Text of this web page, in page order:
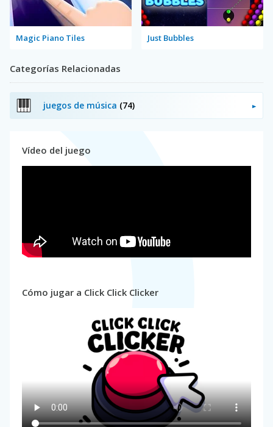
Magic Piano Tiles Just Bubbles
Categorías Relacionadas
juegos de música (74)
Vídeo del juego
Cómo jugar a Click Click Clicker